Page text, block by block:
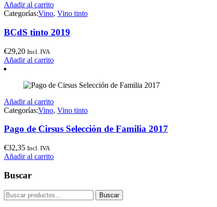
Añadir al carrito
Categorías:Vino, Vino tinto
BCdS tinto 2019
€29,20 Incl. IVA
Añadir al carrito
Añadir al carrito
Categorías:Vino, Vino tinto
Pago de Cirsus Selección de Familia 2017
€32,35 Incl. IVA
Añadir al carrito
Buscar
Buscar
por:
Buscar